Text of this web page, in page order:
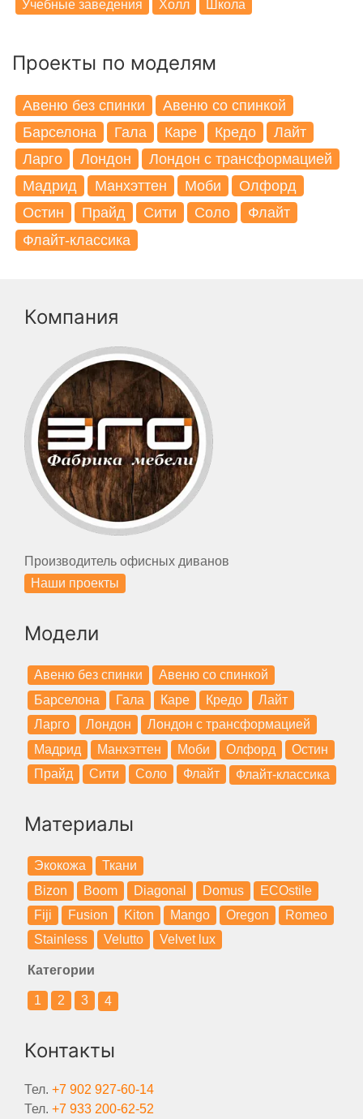
Учебные заведения
Холл Школа
Проекты по моделям
Авеню без спинки
Авеню со спинкой
Барселона
Гала Каре Кредо
Лайт
Ларго
Лондон
Лондон с трансформацией
Мадрид
Манхэттен Моби
Олфорд
Остин
Прайд Сити Соло
Флайт
Флайт-классика
Компания
Производитель офисных диванов
Наши проекты
Модели
Авеню без спинки
Авеню со спинкой
Барселона
Гала Каре Кредо
Лайт
Ларго
Лондон
Лондон с трансформацией
Мадрид
Манхэттен Моби Олфорд
Остин
Прайд
Сити Соло Флайт Флайт-классика
Материалы
Экокожа
Ткани
Bizon
Boom Diagonal Domus
ECOstile
Fiji
Fusion Kiton Mango Oregon
Romeo
Stainless
Velutto Velvet lux
Категории
1 2 3 4
Контакты
Тел. +7 902 927-60-14
Тел. +7 933 200-62-52